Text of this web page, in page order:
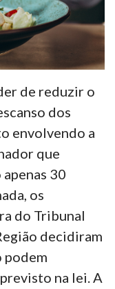
de reduzir o
dos
envolvendo a
que
30
os
do Tribunal
decidiram
podem
na lei. A